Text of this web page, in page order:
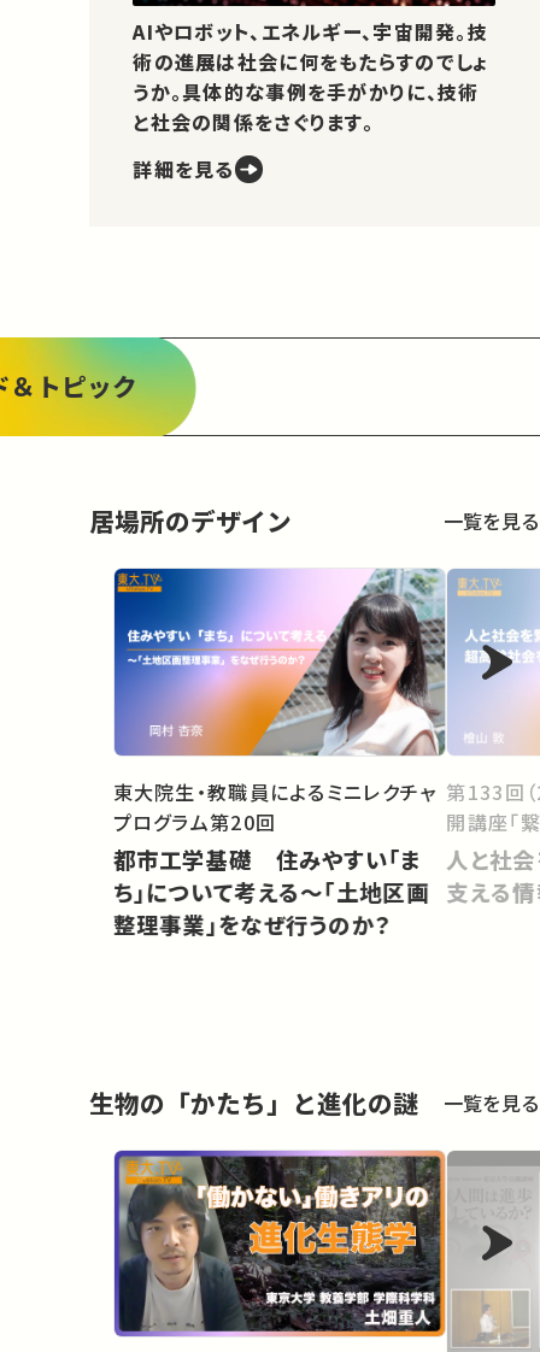
AIやロボット、エネルギー、宇宙開発。技
術の進展は社会に何をもたらすのでしょ
うか。具体的な事例を手がかりに、技術
と社会の関係をさぐります。
詳細を見る
＆トピック
居場所のデザイン 一覧を見る
東大院生・教職員によるミニレクチャ
プログラム第20回
都市工学基礎 住みやすい「ま
ち」について考える〜「土地区画
整理事業」をなぜ行うのか？
第133回
開講座「
人と社
支える
生物の「かたち」と進化の謎 一覧を見る